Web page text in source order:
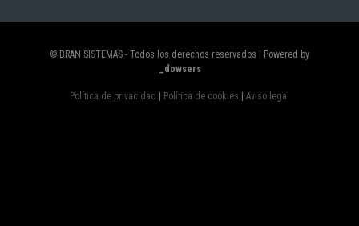
© BRAN SISTEMAS - Todos los derechos reservados | Powered by
_dowsers
Política de privacidad Política de cookies Aviso legal